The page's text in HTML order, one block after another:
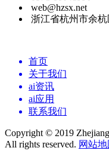
web@hzsx.net
浙江省杭州市余杭
首页
关于我们
ai资讯
ai应用
联系我们
Copyright © 2019
All rights reserved. 网站地